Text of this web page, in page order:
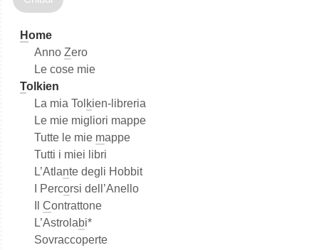
Home
Anno Zero
Le cose mie
Tolkien
La mia Tol kien-libreria
Le mie migliori mappe
Tutte le mie mappe
Tutti i miei libri
L’Atlante degli Hobbit
I Percorsi dell’Anello
Contrattone
L’Astrolabi*
Sovraccoperte